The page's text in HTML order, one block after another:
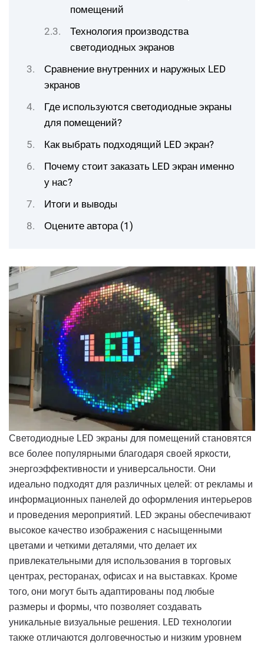
помещений
Технология производства
светодиодных экранов
Сравнение внутренних и наружных LED
экранов
Где используются светодиодные экраны
для помещений?
Как выбрать подходящий LED экран?
Почему стоит заказать LED экран именно
у нас?
Итоги и выводы
Оцените автора (1)
Светодиодные LED экраны для помещений становятся
все более популярными благодаря своей яркости,
энергоэффективности и универсальности. Они
идеально подходят для различных целей: от рекламы и
информационных панелей до оформления интерьеров
и проведения мероприятий. LED экраны обеспечивают
высокое качество изображения с насыщенными
цветами и четкими деталями, что делает их
привлекательными для использования в торговых
центрах, ресторанах, офисах и на выставках. Кроме
того, они могут быть адаптированы под любые
размеры и формы, что позволяет создавать
уникальные визуальные решения. LED технологии
также отличаются долговечностью и низким уровнем